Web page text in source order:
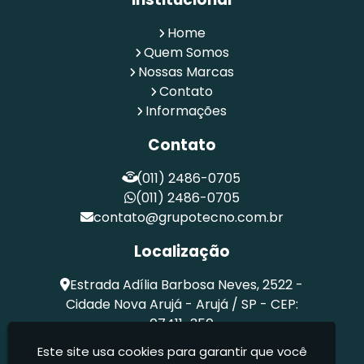
Home
Quem Somos
Nossas Marcas
Contato
Informações
Contato
(011) 2486-0705
(011) 2486-0705
contato@grupotecno.com.br
Localização
Estrada Adília Barbosa Neves, 2522 -
Cidade Nova Arujá - Arujá / SP - CEP:
07411-350
Tecno Comércio, Indústria, Importação E
Este site usa cookies para garantir que você